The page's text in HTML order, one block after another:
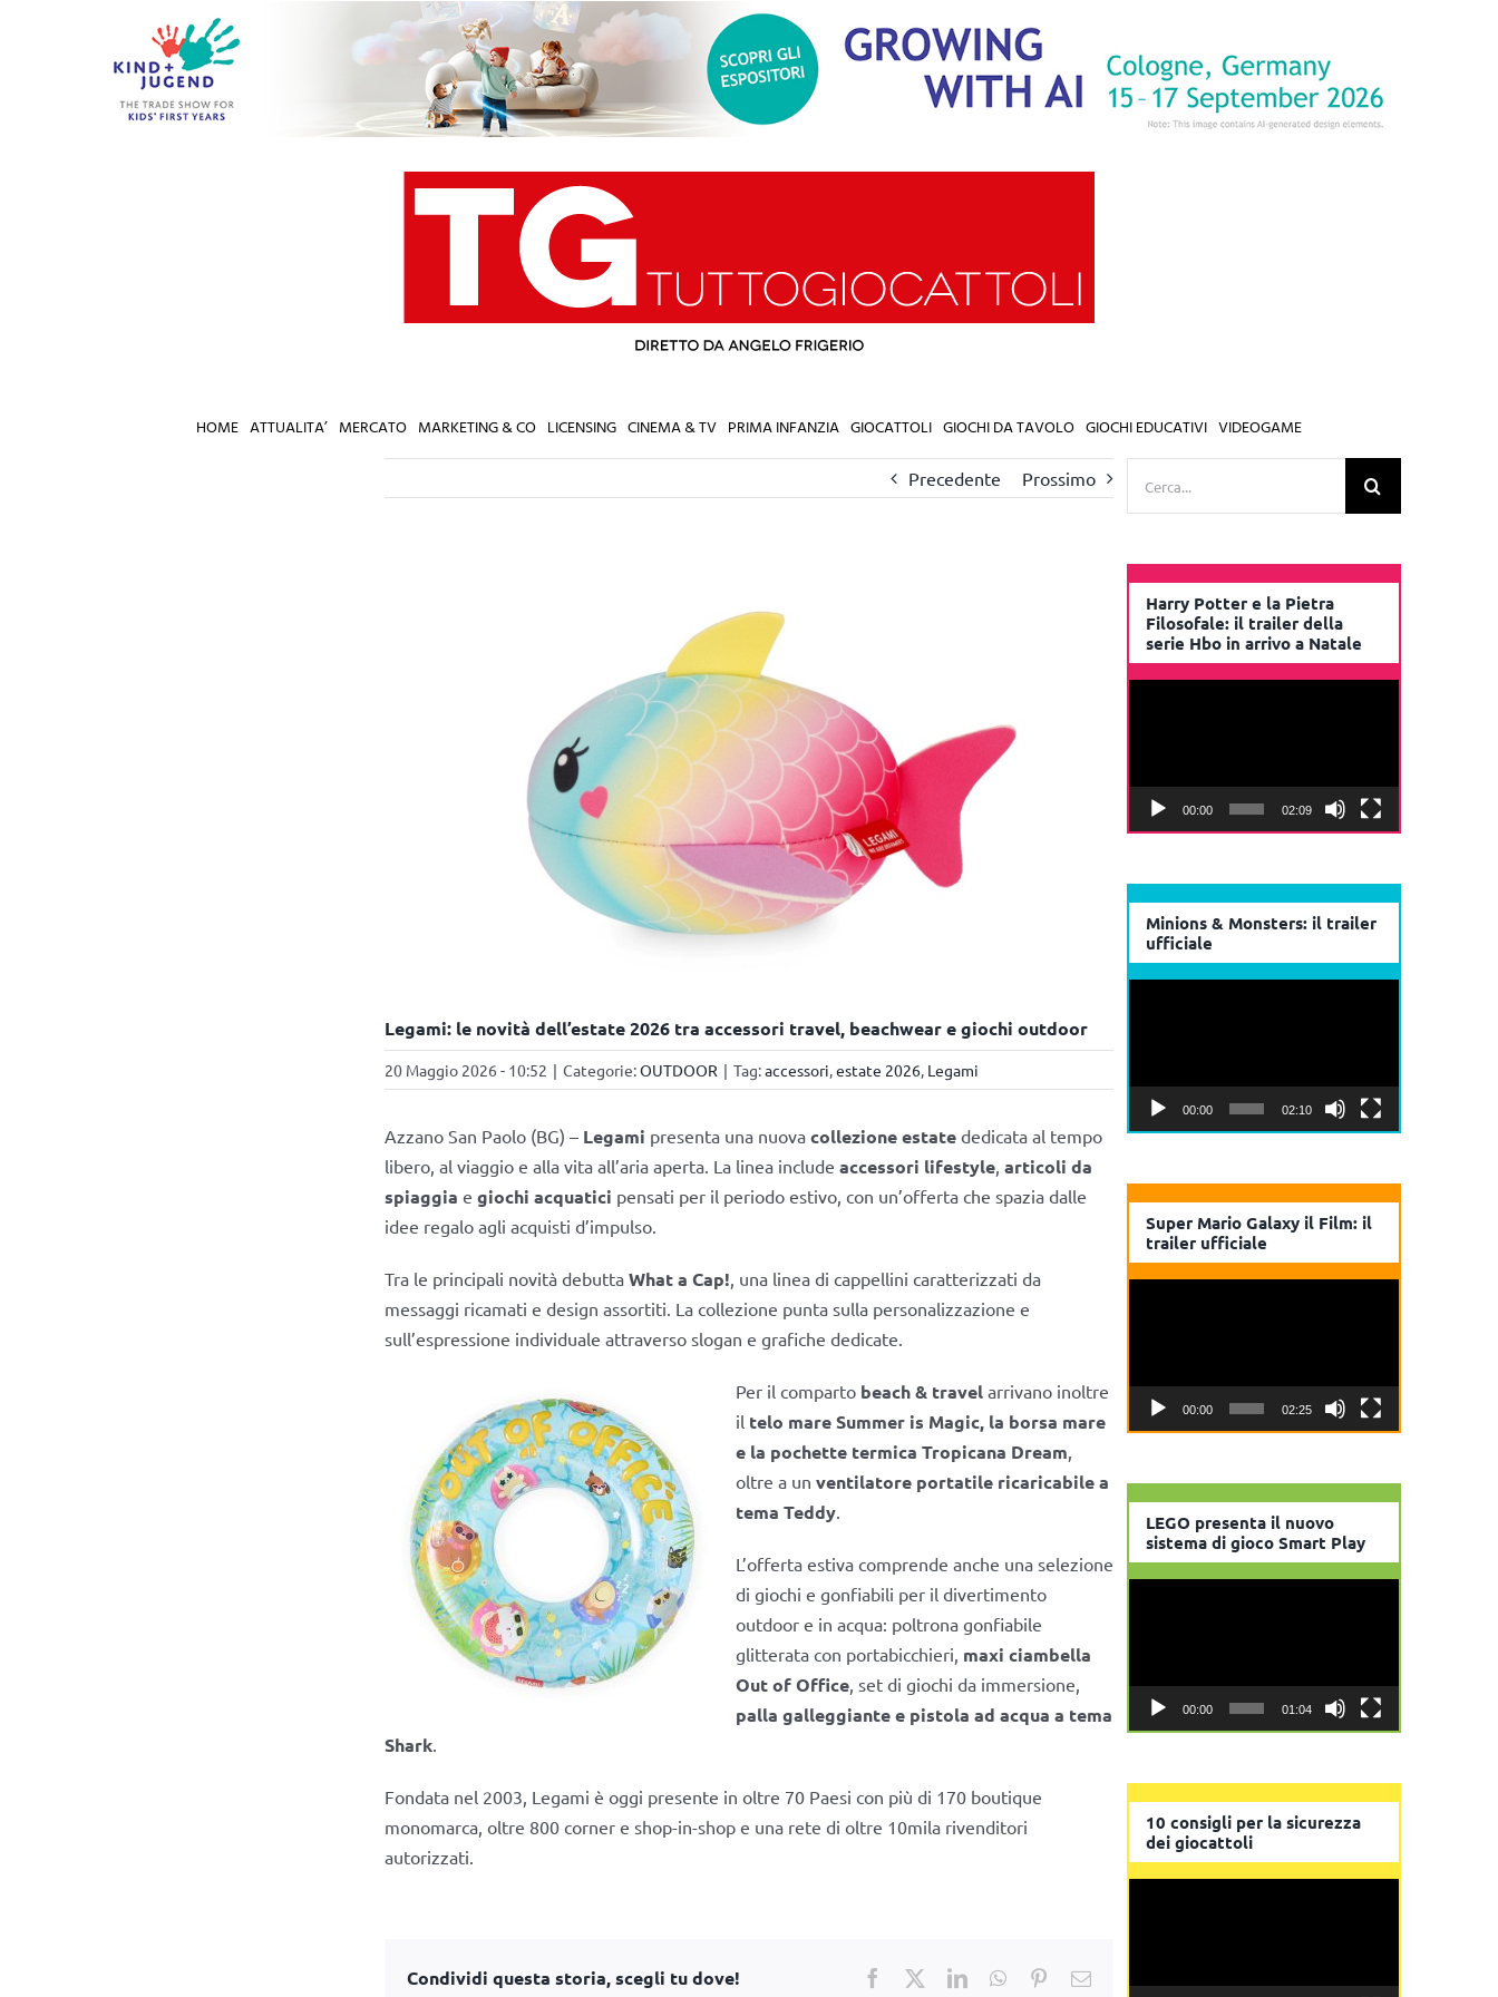
HOME ATTUALITA’ MERCATO MARKETING & CO LICENSING CINEMA & TV PRIMA INFANZIA GIOCATTOLI GIOCHI DA TAVOLO GIOCHI EDUCATIVI VIDEOGAME
Precedente Prossimo
Legami: le novità dell’estate 2026 tra accessori travel, beachwear e giochi outdoor
20 Maggio 2026 - 10:52 | Categorie:OUTDOOR | Tag:accessori,estate 2026, Legami
Azzano San Paolo (BG) – Legami presenta una nuova collezione estatededicata al tempo
libero, al viaggio e alla vita all’aria aperta. La linea include accessori lifestyle, articoli da
spiaggia e giochi acquatici pensati per il periodo estivo, con un’offerta che spazia dalle
idee regalo agli acquisti d’impulso.
Tra le principali novità debutta What a Cap! , una linea di cappellini caratterizzati da
messaggi ricamati e design assortiti. La collezione punta sulla personalizzazione e
sull’espressione individuale attraverso slogan e grafiche dedicate.
Per il comparto beach & travel arrivano inoltre
il telo mare Summer is Magic, la borsa mare
e la pochette termica Tropicana Dream
oltre a un ventilatore portatile ricaricabile a
tema Teddy.
L’offerta estiva comprende anche una selezione
di giochi e gonfiabili per il divertimento
outdoor e in acqua: poltrona gonfiabile
glitterata con portabicchieri, maxi ciambella
Out of Office, set di giochi da immersione,
palla galleggiante e pistola ad acqua a tema
Shark.
Fondata nel 2003, Legami è oggi presente in oltre 70 Paesi con più di 170 boutique
monomarca, oltre 800 corner e shop-in-shop e una rete di oltre 10mila rivenditori
autorizzati.
Condividi questa storia, scegli tu dove! Facebook LinkedInWhatsApp
PinterestEmail
Harry Potter e la Pietra
Filosofale: il trailer della
serie Hbo in arrivo a Natale
00:00 02:09
Minions & Monsters: il trailer
ufficiale
00:00 02:10
Super Mario Galaxy il Film: il
trailer ufficiale
00:00 02:25
LEGO presenta il nuovo
sistema di gioco Smart Play
00:00 01:04
10 consigli per la sicurezza
dei giocattoli